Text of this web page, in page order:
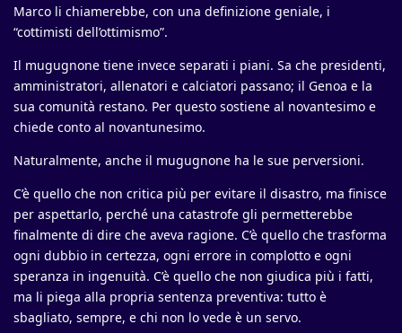
Marco li chiamerebbe, con una definizione geniale, i
“cottimisti dell’ottimismo”.
Il mugugnone tiene invece separati i piani. Sa che presidenti,
amministratori, allenatori e calciatori passano; il Genoa e la
sua comunità restano. Per questo sostiene al novantesimo e
chiede conto al novantunesimo.
Naturalmente, anche il mugugnone ha le sue perversioni.
C’è quello che non critica più per evitare il disastro, ma finisce
per aspettarlo, perché una catastrofe gli permetterebbe
finalmente di dire che aveva ragione. C’è quello che trasforma
ogni dubbio in certezza, ogni errore in complotto e ogni
speranza in ingenuità. C’è quello che non giudica più i fatti,
ma li piega alla propria sentenza preventiva: tutto è
sbagliato, sempre, e chi non lo vede è un servo.